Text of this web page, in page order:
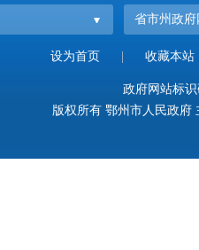
省市州政府
设为首页 收藏本站
政府网站标
版权所有 鄂州市人民政府